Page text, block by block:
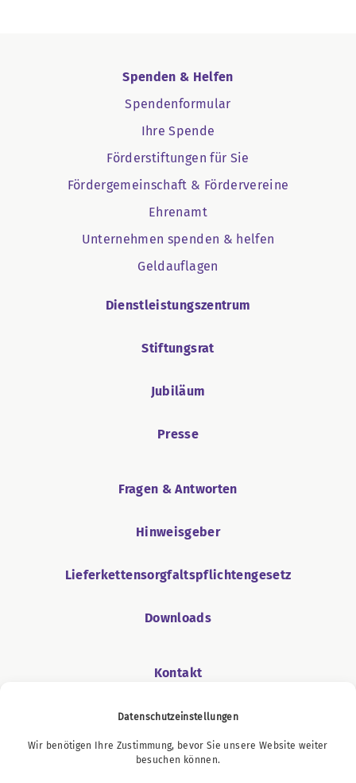
Datenschutzeinstellungen
Wir benötigen Ihre Zustimmung, bevor Sie unsere Website weiter
besuchen können.
Spenden & Helfen
Spendenformular
Ihre Spende
Förderstiftungen für Sie
Fördergemeinschaft & Fördervereine
Ehrenamt
Unternehmen spenden & helfen
Geldauflagen
Dienstleistungszentrum
Stiftungsrat
Jubiläum
Presse
Fragen & Antworten
Hinweisgeber
Lieferkettensorgfaltspflichtengesetz
Downloads
Kontakt
Podcast